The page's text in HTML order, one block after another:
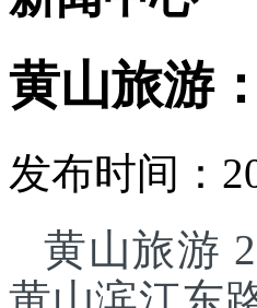
黄山旅游
发布时间：
黄山旅游